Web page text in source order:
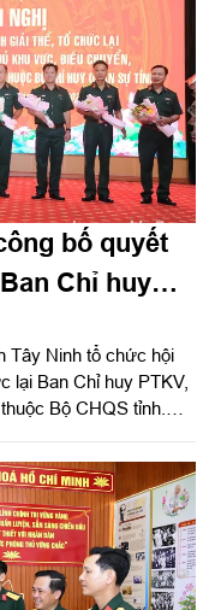
bố quyết
Chỉ huy
Tây Ninh tổ chức hội
lại Ban Chỉ huy PTKV,
Bộ CHQS tỉnh.
khu dự và phát biểu